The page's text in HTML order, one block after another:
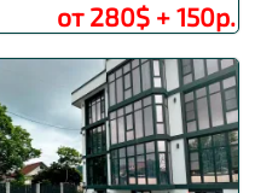
от 280$ + 150р.